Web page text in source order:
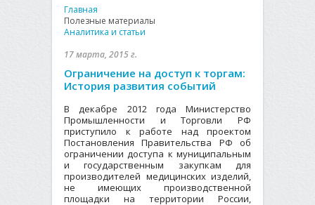
Главная
Полезные материалы
Аналитика и статьи
17 марта, 2015 г.
Ограничение на доступ к торгам:
История развития событий
В декабре 2012 года Министерство
Промышленности и Торговли РФ
приступило к работе над проектом
Постановления Правительства РФ об
ограничении доступа к муниципальным
и государственным закупкам для
производителей медицинских изделий,
не имеющих производственной
площадки на территории России,